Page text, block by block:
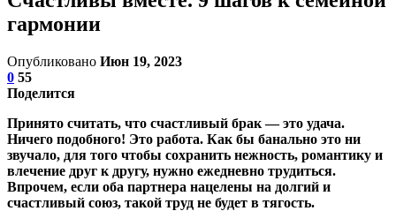
гармонии
Опубликовано Июн 19, 2023
0 55
Поделится
Принято считать, что счастливый брак — это удача.
Ничего подобного! Это работа. Как бы банально это ни
звучало, для того чтобы сохранить нежность, романтику и
влечение друг к другу, нужно ежедневно трудиться.
Впрочем, если оба партнера нацелены на долгий и
счастливый союз, такой труд не будет в тягость.